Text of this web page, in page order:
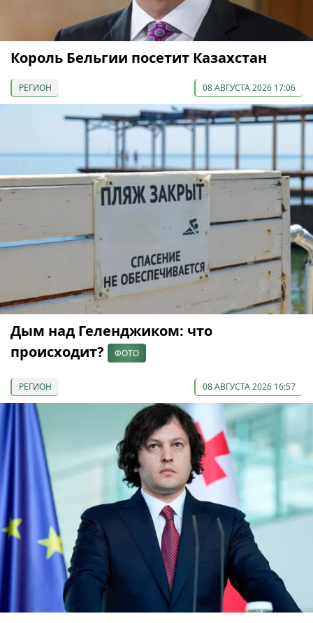
Король Бельгии посетит Казахстан
РЕГИОН 08 АВГУСТА 2026 17:06
Дым над Геленджиком: что
происходит?
ФОТО
РЕГИОН 08 АВГУСТА 2026 16:57